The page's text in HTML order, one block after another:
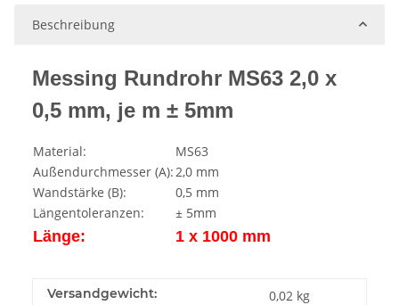
Beschreibung
Messing Rundrohr MS63 2,0 x
0,5 mm, je m ± 5mm
Material:
MS63
Außendurchmesser (A): 2,0 mm
Wandstärke (B):
0,5 mm
Längentoleranzen:
± 5mm
Länge: 1 x 1000 mm
Versandgewicht: 0,02 kg